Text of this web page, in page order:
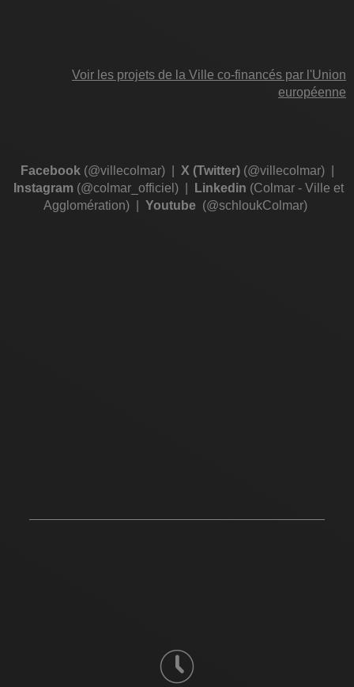
Voir les projets de la Ville co-financés par l'Union
européenne
Facebook(@villecolmar)| X (Twitter)(@villecolmar)|
Instagram (@colmar_officiel) Linkedin (Colmar - Ville et
Agglomération)
Youtube (@schloukColmar)